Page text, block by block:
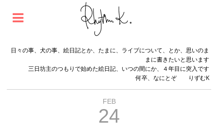
日々の事、犬の事、絵日記とか、たまに、ライブについて、とか、思いのま
まに書きたいと思います
三日坊主のつもりで始めた絵日記、いつの間にか、４年目に突入です
何卒、なにとぞ りずむK
FEB
24